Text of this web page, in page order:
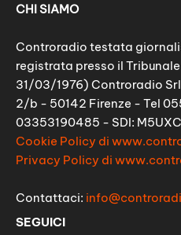
CHI SIAMO
Controradio testata
registrata presso il
31/03/1976) Controradio
2/b - 50142 Firenze - Tel
03353190485 - SDI:
Cookie Policy di
Privacy Policy di
Contattaci:
SEGUICI